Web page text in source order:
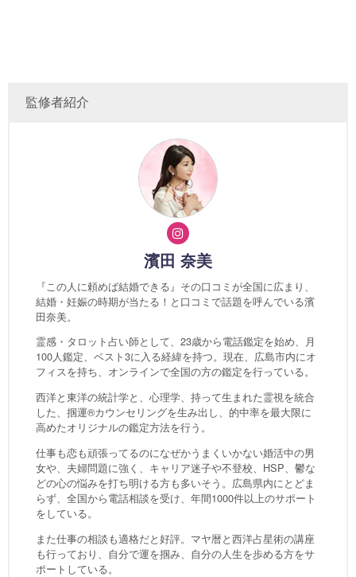
監修者紹介
濱田 奈美
『この人に頼めば結婚できる』その口コミが全国に広まり、
結婚・妊娠の時期が当たる！と口コミで話題を呼んでいる濱
田奈美。
霊感・タロット占い師として、23歳から電話鑑定を始め、月
100人鑑定、ベスト3に入る経緯を持つ。現在、広島市内にオ
フィスを持ち、オンラインで全国の方の鑑定を行っている。
西洋と東洋の統計学と、心理学、持って生まれた霊視を統合
した、掴運®カウンセリングを生み出し、的中率を最大限に
高めたオリジナルの鑑定方法を行う。
仕事も恋も頑張ってるのになぜかうまくいかない婚活中の男
女や、夫婦問題に強く、キャリア迷子や不登校、HSP、鬱な
どの心の悩みを打ち明ける方も多いそう。広島県内にとどま
らず、全国から電話相談を受け、年間1000件以上のサポート
をしている。
また仕事の相談も適格だと好評。マヤ暦と西洋占星術の講座
も行っており、自分で運を掴み、自分の人生を歩める方をサ
ポートしている。